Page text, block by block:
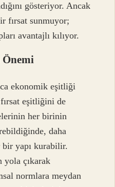
gösteriyor. Ancak
fırsat sunmuyor;
avantajlı kılıyor.
ekonomik eşitliği
eşitliğini de
her birinin
daha
bir yapı kurabilir.
yola çıkarak
normlara meydan